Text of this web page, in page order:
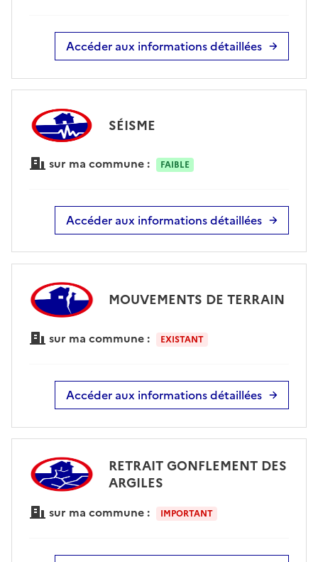
Accéder aux informations détaillées
SÉISME
sur ma commune : FAIBLE
Accéder aux informations détaillées
MOUVEMENTS DE TERRAIN
sur ma commune : EXISTANT
Accéder aux informations détaillées
RETRAIT GONFLEMENT DES
ARGILES
sur ma commune : IMPORTANT